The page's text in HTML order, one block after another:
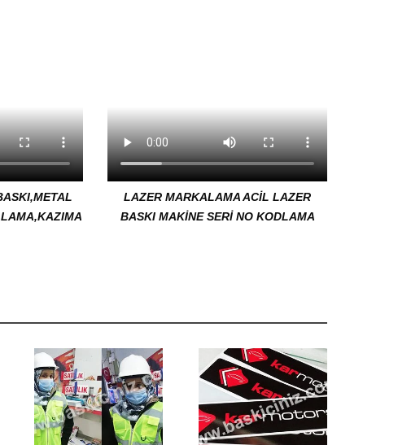
LAZER MARKALAMA ACİL LAZER
BASKI MAKİNE SERİ NO KODLAMA